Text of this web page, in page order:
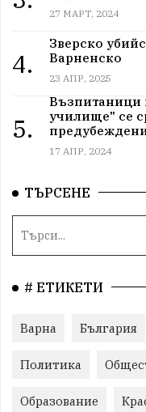
27 МАРТ, 2024
4.
Зверско
Варненско
23 АПР, 2025
5.
Възпитаници
училище" се
17 АПР, 2024
ТЪРСЕНЕ
# ЕТИКЕТИ
Варна България
Политика
Образование